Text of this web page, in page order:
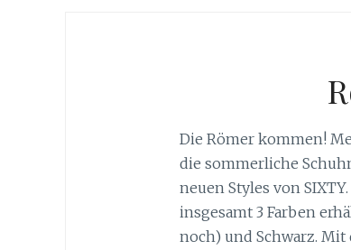
Die Römer kommen!
die sommerliche
neuen Styles von
insgesamt 3 Farben
noch) und Schwarz.